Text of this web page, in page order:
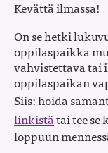
Kevättä ilmassa!
On se hetki
oppilaspaikka
vahvistettava tai
oppilaspaikan
Siis: hoida
linkistätai tee
loppuun